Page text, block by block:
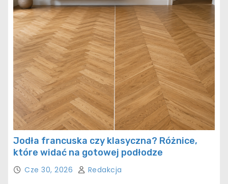
Jodła francuska czy klasyczna? Różnice,
które widać na gotowej podłodze
Cze 30, 2026 Redakcja